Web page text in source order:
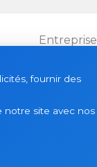
Entreprise
Actualités
fournir des
notre site avec nos